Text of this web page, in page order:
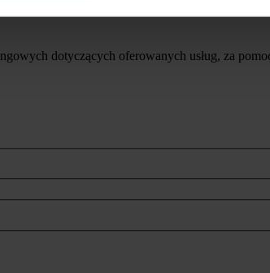
dotyczących oferowanych usług, za